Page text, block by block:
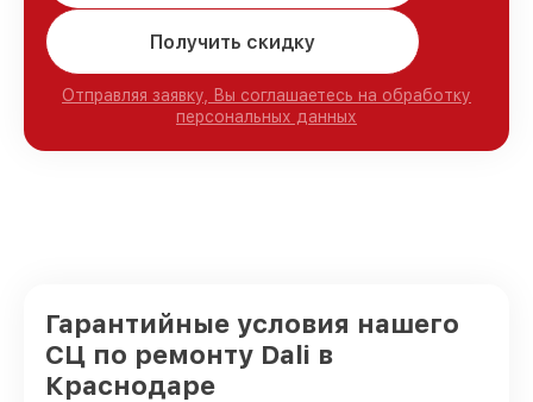
Получить скидку
Отправляя заявку, Вы соглашаетесь на обработку
персональных данных
Гарантийные условия нашего
СЦ по ремонту Dali в
Краснодаре